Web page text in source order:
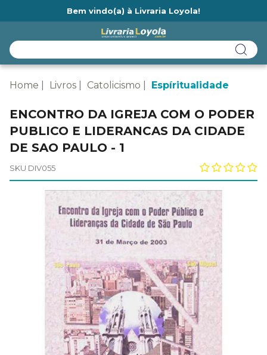
Bem vindo(a) à Livraria Loyola!
Home Livros Catolicismo Espíritualidade
ENCONTRO DA IGREJA COM O PODER
PUBLICO E LIDERANCAS DA CIDADE
DE SAO PAULO - 1
SKU DIV055